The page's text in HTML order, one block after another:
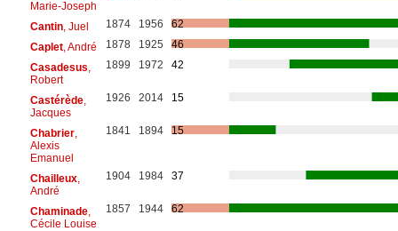
Marie-Joseph
Cantin, Juel 1874 1956
62
Caplet, André 1878 1925
46
Casadesus
Robert
1899 1972 42
Castérède,
Jacques
1926 2014 15
Chabrier,
Alexis
Emanuel
1841 1894 15
Chailleux,
André
1904 1984 37
Chaminade,
Cécile Louise
1857 1944 62